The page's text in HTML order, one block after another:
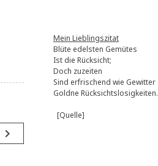
navigate_next
Mein Lieblingszitat
Blüte edelsten Gemütes
Ist die Rücksicht;
Doch zuzeiten
Sind erfrischend wie Gewitter
Goldne Rücksichtslosigkeiten.
[Quelle]